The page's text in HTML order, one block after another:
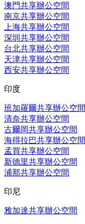
澳門共享辦公空間
南京共享辦公空間
上海共享辦公空間
深圳共享辦公空間
台北共享辦公空間
天津共享辦公空間
西安共享辦公空間
印度
班加羅爾共享辦公空間
清奈共享辦公空間
古爾岡共享辦公空間
海得拉巴共享辦公空間
孟買共享辦公空間
新德里共享辦公空間
浦那共享辦公空間
印尼
雅加達共享辦公空間